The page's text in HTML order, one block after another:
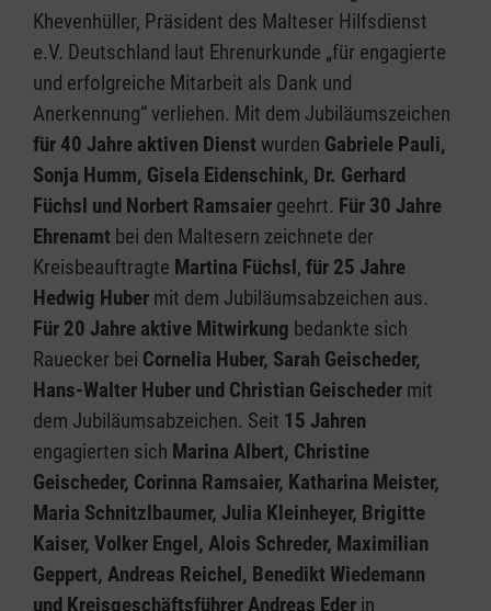
Khevenhüller, Präsident des Malteser Hilfsdienst
e.V. Deutschland laut Ehrenurkunde „für engagierte
und erfolgreiche Mitarbeit als Dank und
Anerkennung“ verliehen. Mit dem Jubiläumszeichen
für 40 Jahre aktiven Dienstwurden Gabriele Pauli,
Sonja Humm, Gisela Eidenschink, Dr. Gerhard
Füchsl und Norbert Ramsaier geehrt. Für 30 Jahre
Ehrenamt bei den Maltesern zeichnete der
Kreisbeauftragte Martina Füchsl, für 25 Jahre
Hedwig Huber mit dem Jubiläumsabzeichen aus.
Für 20 Jahre aktive Mitwirkung bedankte sich
Rauecker bei Cornelia Huber, Sarah Geischeder,
Hans-Walter Huber und Christian Geischeder mit
dem Jubiläumsabzeichen. Seit 15 Jahren
engagierten sich Marina Albert, Christine
Geischeder, Corinna Ramsaier, Katharina Meister,
Maria Schnitzlbaumer, Julia Kleinheyer, Brigitte
Kaiser, Volker Engel, Alois Schreder, Maximilian
Geppert, Andreas Reichel, Benedikt Wiedemann
und Kreisgeschäftsführer Andreas Eder in